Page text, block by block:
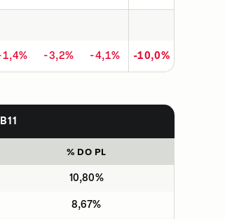
-3,2% -4,1%
-10,0%
% DO PL
10,80%
8,67%